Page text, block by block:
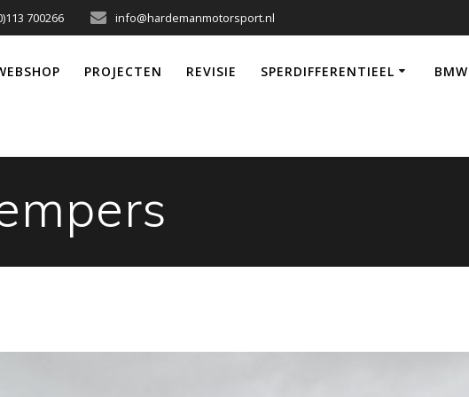
700266 info@hardemanmotorsport.nl
PROJECTEN REVISIE SPERDIFFERENTIEEL BMW